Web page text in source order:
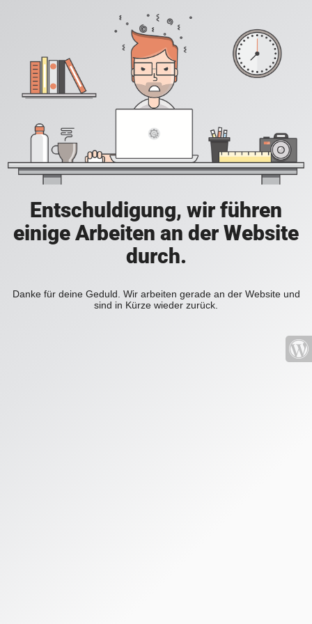
Entschuldigung, wir führen
einige Arbeiten an der Website
durch.
Danke für deine Geduld. Wir arbeiten gerade an der Website und
sind in Kürze wieder zurück.